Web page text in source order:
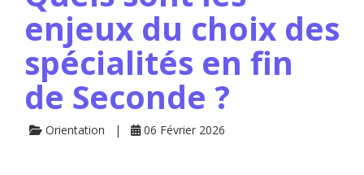
enjeux du choix des
spécialités en fin
de Seconde ?
Orientation 06 Février 2026